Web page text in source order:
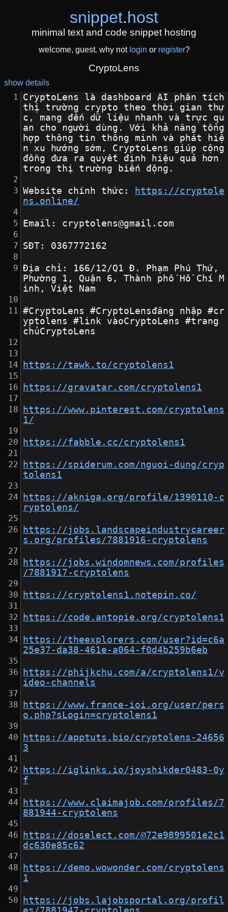
snippet.host
minimal text and code snippet hosting
welcome, guest. why not login or register?
CryptoLens
show details
CryptoLens là dashboard AI phân tích
thị trường crypto theo thời gian thự
c, mang đến dữ liệu nhanh và trực qu
an cho người dùng. Với khả năng tổng
hợp thông tin thông minh và phát hiệ
n xu hướng sớm, CryptoLens giúp cộng
đồng đưa ra quyết định hiệu quả hơn
trong thị trường biến động.
Website chính thức:
https://cryptole
ns.online/
Email: cryptolens@gmail.com
SĐT: 0367772162
Địa chỉ: 166/12/Q1 Đ. Phạm Phú Thứ,
Phường 1, Quận 6, Thành phố Hồ Chí M
inh, Việt Nam
#CryptoLens #CryptoLensđăng nhập #cr
yptolens #link vàoCryptoLens #trang
chủCryptoLens
https://tawk.to/cryptolens1
https://gravatar.com/cryptolens1
https://www.pinterest.com/cryptolens
1/
https://fabble.cc/cryptolens1
https://spiderum.com/nguoi-dung/cryp
tolens1
https://akniga.org/profile/1390110-c
ryptolens/
https://jobs.landscapeindustrycareer
s.org/profiles/7881916-cryptolens
https://jobs.windomnews.com/profiles
/7881917-cryptolens
https://cryptolens1.notepin.co/
https://code.antopie.org/cryptolens1
https://theexplorers.com/user?id=c6a
25e37-da38-461e-a064-f0d4b259b6eb
https://phijkchu.com/a/cryptolens1/v
ideo-channels
https://www.france-ioi.org/user/pers
o.php?sLogin=cryptolens1
https://apptuts.bio/cryptolens-24656
3
https://iglinks.io/joyshikder0483-0y
f
https://www.claimajob.com/profiles/7
881944-cryptolens
https://doselect.com/@72e9899501e2c1
dc630e85c62
https://demo.wowonder.com/cryptolens
1
https://jobs.lajobsportal.org/profil